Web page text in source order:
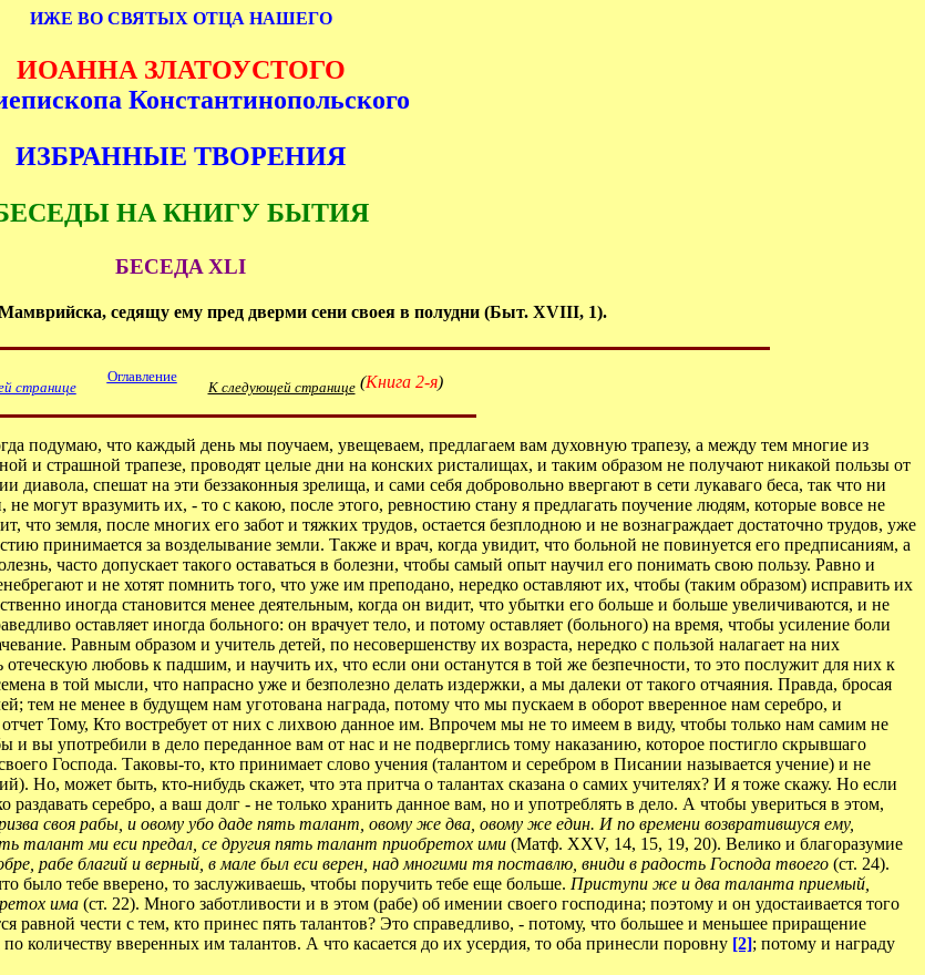
ИЖЕ ВО СВЯТЫХ ОТЦА НАШЕГО
ИОАННА ЗЛАТОУСТОГО
Константинопольского
ИЗБРАННЫЕ ТВОРЕНИЯ
НА КНИГУ БЫТИЯ
БЕСЕДA XLI
седящу ему пред дверми сени своея в полудни (Быт. XVIII, 1).
странице
Оглавление
К следующей странице(Книга 2-я)
подумаю, что каждый день мы поучаем, увещеваем, предлагаем вам духовную трапезу, а между тем многие из
и страшной трапезе, проводят целые дни на конских ристалищах, и таким образом не получают никакой пользы от
спешат на эти беззаконныя зрелища, и сами себя добровольно ввергают в сети лукаваго беса, так что ни
не могут вразумить их, - то с какою, после этого, ревностию стану я предлагать поучение людям, которые вовсе не
что земля, после многих его забот и тяжких трудов, остается безплодною и не вознаграждает достаточно трудов, уже
принимается за возделывание земли. Также и врач, когда увидит, что больной не повинуется его предписаниям, а
часто допускает такого оставаться в болезни, чтобы самый опыт научил его понимать свою пользу. Равно и
и не хотят помнить того, что уже им преподано, нередко оставляют их, чтобы (таким образом) исправить их
иногда становится менее деятельным, когда он видит, что убытки его больше и больше увеличиваются, и не
оставляет иногда больного: он врачует тело, и потому оставляет (больного) на время, чтобы усиление боли
Равным образом и учитель детей, по несовершенству их возраста, нередко с пользой налагает на них
любовь к падшим, и научить их, что если они останутся в той же безпечности, то это послужит для них к
в той мысли, что напрасно уже и безполезно делать издержки, а мы далеки от такого отчаяния. Правда, бросая
тем не менее в будущем нам уготована награда, потому что мы пускаем в оборот вверенное нам серебро, и
Тому, Кто востребует от них с лихвою данное им. Впрочем мы не то имеем в виду, чтобы только нам самим не
и вы употребили в дело переданное вам от нас и не подверглись тому наказанию, которое постигло скрывшаго
Господа. Таковы-то, кто принимает слово учения (талантом и серебром в Писании называется учение) и не
Но, может быть, кто-нибудь скажет, что эта притча о талантах сказана о самих учителях? И я тоже скажу. Но если
серебро, а ваш долг - не только хранить данное вам, но и употреблять в дело. А чтобы увериться в этом,
своя рабы, и овому убо даде пять талант, овому же два, овому же един. И по времени возвратившуся ему,
талант ми еси предал, се другия пять талант приобретох ими (Матф. XXV, 14, 15, 19, 20). Велико и благоразумие
рабе благий и верный, в мале был еси верен, над многими тя поставлю, вниди в радость Господа твоего (ст. 24).
было тебе вверено, то заслуживаешь, чтобы поручить тебе еще больше. Приступи же и два таланта приемый,
има (ст. 22). Много заботливости и в этом (рабе) об имении своего господина; поэтому и он удостаивается того
чести с тем, кто принес пять талантов? Это справедливо, - потому, что большее и меньшее приращение
количеству вверенных им талантов. А что касается до их усердия, то оба принесли поровну [2]; потому и награду